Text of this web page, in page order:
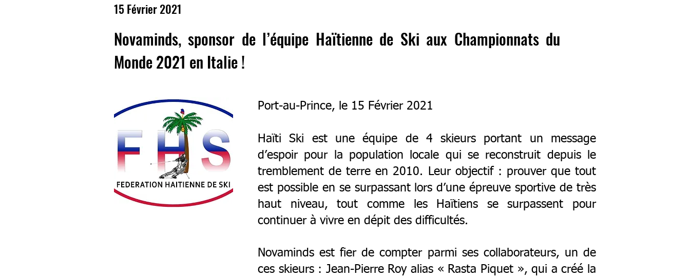
15 Février 2021
Novaminds, sponsor de l’équipe Haïtienne de Ski aux Championnats du
Monde 2021 en Italie !
Port-au-Prince, le 15 Février 2021
Haïti Ski est une équipe de 4 skieurs portant un message
d’espoir pour la population locale qui se reconstruit depuis le
tremblement de terre en 2010. Leur objectif : prouver que tout
est possible en se surpassant lors d’une épreuve sportive de très
haut niveau, tout comme les Haïtiens se surpassent pour
continuer à vivre en dépit des difficultés.
Novaminds est fier de compter parmi ses collaborateurs, un de
ces skieurs : Jean-Pierre Roy alias « Rasta Piquet », qui a créé la